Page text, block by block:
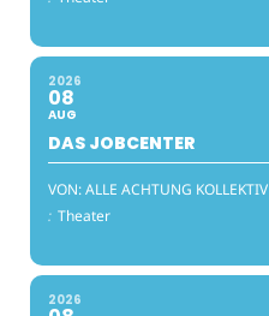
2026
08
AUG
DAS JOBCENTER
VON: ALLE ACHTUNG KOLLEKTIV
: Theater
2026